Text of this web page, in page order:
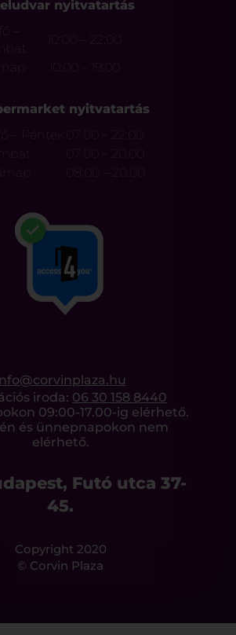
nyitvatartás
–
10:00 – 22:00
nyitvatartás
– Péntek
07:00 – 22:00
07:00 – 20:00
08:00 – 20:00
iroda: 06 30 158 8440
09:00-17.00-ig elérhető.
és ünnepnapokon nem
elérhető.
Futó utca 37-
45.
Copyright 2020
© Corvin Plaza